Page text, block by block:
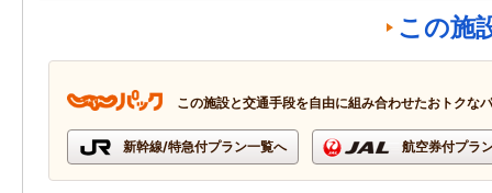
この施
この施設と交通手段を自由に組み合わせたおトクな
新幹線/特急付プラン一覧へ 航空券付プラ